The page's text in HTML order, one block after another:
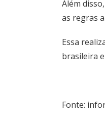
Além
as regras
Essa
brasileira
Fonte: